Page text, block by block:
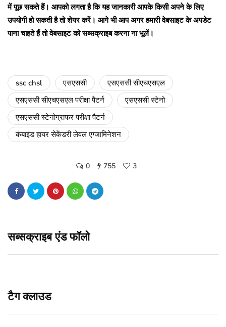
में पूछ सकते हैं। आपको लगता है कि यह जानकारी आपके किसी अपने के लिए
उपयोगी हो सकती है तो शेयर करें। आगे भी आप अगर हमारी वेबसाइट के अपडेट
पाना चाहते हैं तो वेबसाइट को सब्सक्राइब करना ना भूलें।
ssc chsl एसएससी
एसएससी सीएचएसएल
एसएससी सीएचएसएल परीक्षा पैटर्न
एसएससी स्टेनो
एसएससी स्टेनोग्राफर परीक्षा पैटर्न
कंबाइंड हायर सेकेंडरी लेवल एग्जामिनेशन
0 755 3
सब्सक्राइब एंड फॉलो
टैग क्लाउड